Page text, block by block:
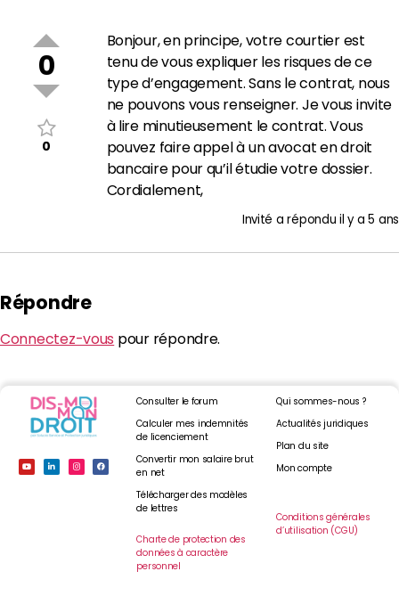
0
0
Bonjour, en principe, votre courtier est
tenu de vous expliquer les risques de ce
type d’engagement. Sans le contrat, nous
ne pouvons vous renseigner. Je vous invite
à lire minutieusement le contrat. Vous
pouvez faire appel à un avocat en droit
bancaire pour qu’il étudie votre dossier.
Cordialement,
Invité a réponduil y a 5 ans
Répondre
Connectez-vous pour répondre.
Consulter le forum
Calculer mes indemnités
de licenciement
Convertir mon salaire brut
en net
Télécharger des modèles
de lettres
Charte de protection des
données à caractère
personnel
Qui sommes-nous ?
Actualités juridiques
Plan du site
Mon compte
Conditions générales
d’utilisation (CGU)